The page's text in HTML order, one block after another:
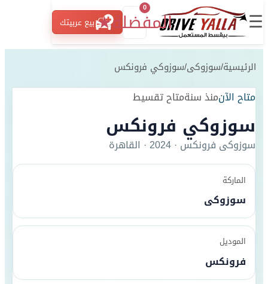
☰ المفضلة
0
★ بيع عربيتك
الرئيسية/سوزوكى/سوزوكي فرونكس
متاح الآنمنذ سنةمتاح تقسيط
سوزوكي فرونكس
سوزوكى فرونكس ·
2024
· القاهرة
الماركة
سوزوكى
الموديل
فرونكس